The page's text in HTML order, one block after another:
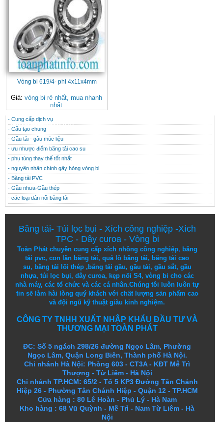
Vòng bi 619/4- phi 4x11x4mm
Giá: vòng bi rẻ nhất, mua nhanh
nhất
CONTACT
THÔNG TIN HỮU ÍCH
- Cung cấp dịch vụ
- Cấu tạo chung
- Gầu tải - gầu múc liệu
- ưu nhược điểm băng tải cao su
- phụ tùng thay thế tốt nhất
- nguyên nhân chính gây hỏng vòng bi
- Băng tải PVC
- Gầu nhưa-Gầu thép
- các loại dán nối băng tải
Băng tải- Túi lọc bụi - Xích công nghiệp-Xích
TPC - Dây curoa - Vòng bi
Toàn Phát chuyên cung cấp xích nhông công nghiệp, băng
tải pvc,con lăn băng tải,quả lô băng tải, băng tải cao
su, băng tải lõi thép,băng tải gầu, gầu tải, gầu sắt, gầu
nhựa, túi lọc bụi, dây curoa, kẹp nối S4, vòng bi cho các
nhà máy, các tổ chức và các cá nhân.Chúng tôi luôn luôn tự
tin sẽ làm hài lòng quý khách với chất lượng sảnphẩm cao
và đội ngũ kỹ thuật giàu kinh nghiệm.
CÔNG TY TNHH XUẤT NHẬP KHẨU ĐẦU TƯ VÀ
THƯƠNG MẠI TOÀN PHÁT
ĐC: Số 5 ngách 298/26 đường Ngọc Lâm, Phường
Ngọc Lâm, Quận Long Biên, Thành phố Hà Nội.
Chi nhánh Hà Nội: Phòng 603 - CT3A - KĐT Mễ Trì
Thượng - Từ Liêm - Hà Nội
Chi nhánh TP.HCM: 65/2 - Tổ 5 KP3 Đường Tân Chánh
Hiệp 26 - Phường Tân Chánh Hiệp - Quận 12 - TP.HCM
Cửa hàng : 80 Lê Hoàn - Phủ Lý - Hà Nam
Kho hàng :68 Vũ Quỳnh - Mễ Trì - Nam Từ Liêm - Hà
Nội